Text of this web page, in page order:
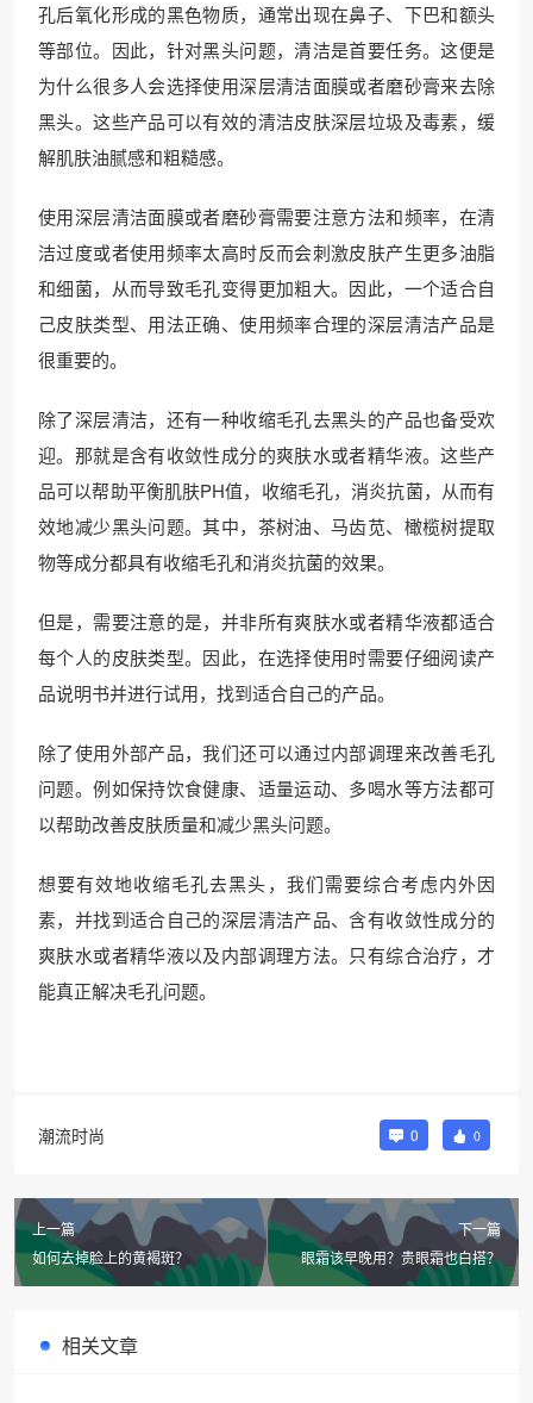
孔后氧化形成的黑色物质，通常出现在鼻子、下巴和额头
等部位。因此，针对黑头问题，清洁是首要任务。这便是
为什么很多人会选择使用深层清洁面膜或者磨砂膏来去除
黑头。这些产品可以有效的清洁皮肤深层垃圾及毒素，缓
解肌肤油腻感和粗糙感。
使用深层清洁面膜或者磨砂膏需要注意方法和频率，在清
洁过度或者使用频率太高时反而会刺激皮肤产生更多油脂
和细菌，从而导致毛孔变得更加粗大。因此，一个适合自
己皮肤类型、用法正确、使用频率合理的深层清洁产品是
很重要的。
除了深层清洁，还有一种收缩毛孔去黑头的产品也备受欢
迎。那就是含有收敛性成分的爽肤水或者精华液。这些产
品可以帮助平衡肌肤PH值，收缩毛孔，消炎抗菌，从而有
效地减少黑头问题。其中，茶树油、马齿苋、橄榄树提取
物等成分都具有收缩毛孔和消炎抗菌的效果。
但是，需要注意的是，并非所有爽肤水或者精华液都适合
每个人的皮肤类型。因此，在选择使用时需要仔细阅读产
品说明书并进行试用，找到适合自己的产品。
除了使用外部产品，我们还可以通过内部调理来改善毛孔
问题。例如保持饮食健康、适量运动、多喝水等方法都可
以帮助改善皮肤质量和减少黑头问题。
想要有效地收缩毛孔去黑头，我们需要综合考虑内外因
素，并找到适合自己的深层清洁产品、含有收敛性成分的
爽肤水或者精华液以及内部调理方法。只有综合治疗，才
能真正解决毛孔问题。
潮流时尚 0 0
上一篇
如何去掉脸上的黄褐斑？
下一篇
眼霜该早晚用？贵眼霜也白搭？
相关文章